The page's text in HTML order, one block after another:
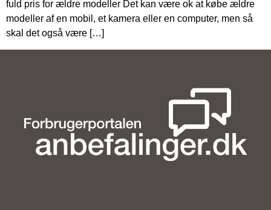
fuld pris for ældre modeller Det kan være ok at købe ældre
modeller af en mobil, et kamera eller en computer, men så
skal det også være […]